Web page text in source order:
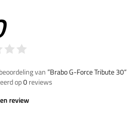
van”Brabo G-Force Tribute 30“
op0reviews
review